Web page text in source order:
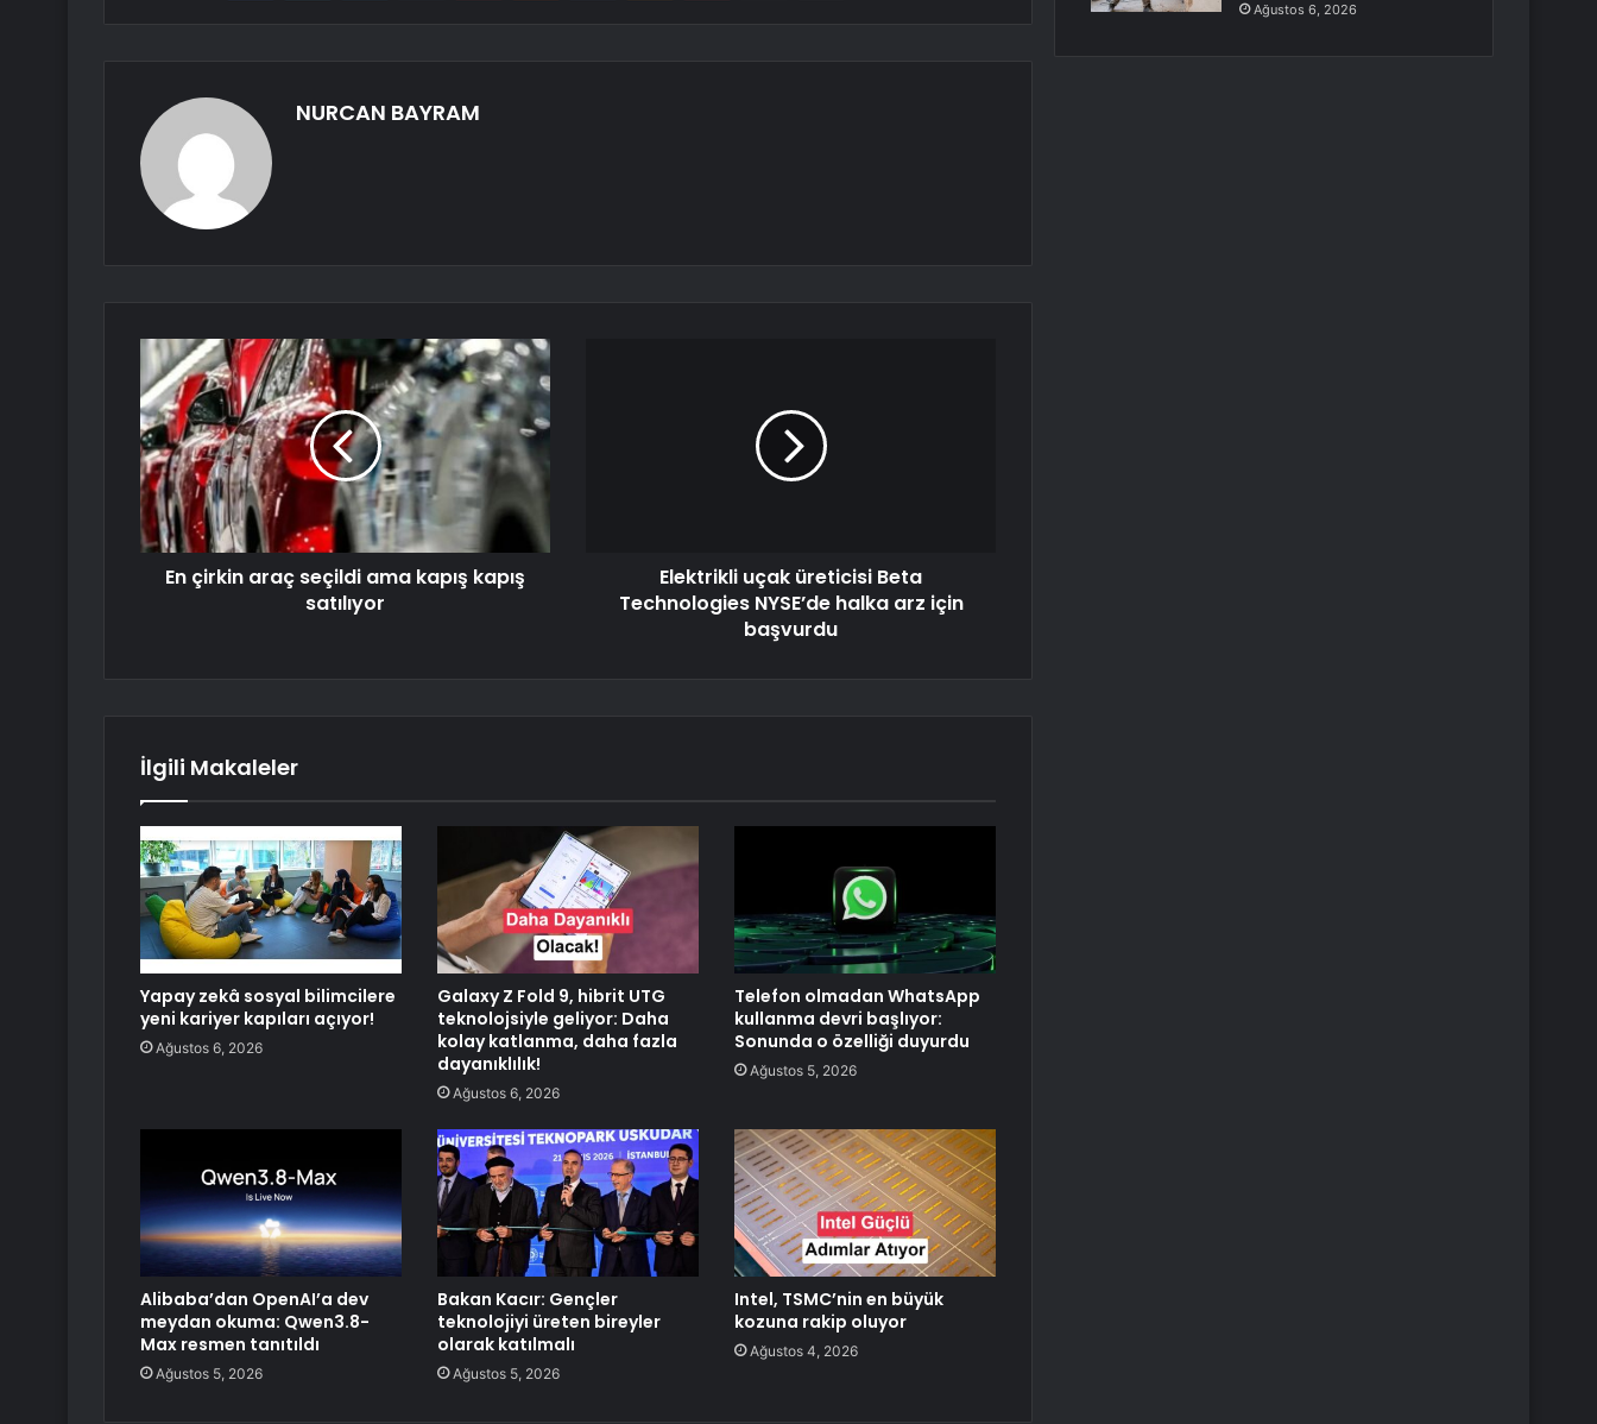
NURCAN BAYRAM
En çirkin araç seçildi ama kapış kapış
satılıyor
Elektrikli uçak üreticisi Beta
Technologies NYSE’de halka arz için
başvurdu
İlgili Makaleler
Yapay zekâ sosyal bilimcilere
yeni kariyer kapıları açıyor!
Ağustos 6, 2026
Galaxy Z Fold 9, hibrit UTG
teknolojsiyle geliyor: Daha
kolay katlanma, daha fazla
dayanıklılık!
Ağustos 6, 2026
Telefon olmadan WhatsApp
kullanma devri başlıyor:
Sonunda o özelliği duyurdu
Ağustos 5, 2026
Alibaba’dan OpenAI’a dev
meydan okuma: Qwen3.8-
Max resmen tanıtıldı
Ağustos 5, 2026
Bakan Kacır: Gençler
teknolojiyi üreten bireyler
olarak katılmalı
Ağustos 5, 2026
Intel, TSMC’nin en büyük
kozuna rakip oluyor
Ağustos 4, 2026
Ağustos 6, 2026